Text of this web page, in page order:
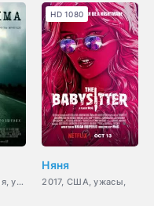
2004, Австралия, ужасы,
Няня
2017, США, ужасы,
HD 1080